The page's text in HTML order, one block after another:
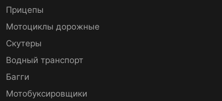
Прицепы
Мотоциклы дорожные
Скутеры
Водный транспорт
Багги
Мотобуксировщики